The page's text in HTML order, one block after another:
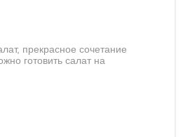
прекрасное сочетание
готовить салат на